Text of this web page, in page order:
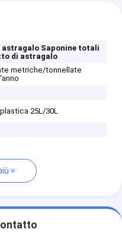
Saponine totali
di astragalo
metriche/tonnellate
25L/30L